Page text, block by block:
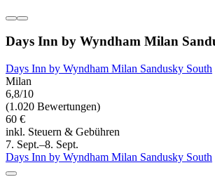
Days Inn by Wyndham Milan
Days Inn by Wyndham Milan Sandusky South
Milan
6,8/10
(1.020 Bewertungen)
60 €
inkl. Steuern & Gebühren
7. Sept.–8. Sept.
Days Inn by Wyndham Milan Sandusky South